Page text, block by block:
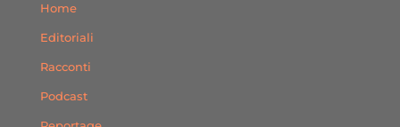
Home
Editoriali
Racconti
Podcast